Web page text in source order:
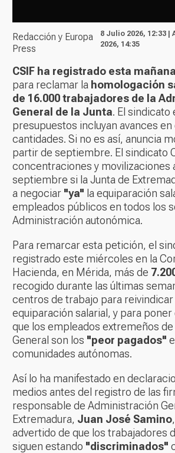
Redacción y Europa
Press
8 Julio 2026, 12:33
2026, 14:35
CSIF ha registrado esta
para reclamar la homologación
de 16.000 trabajadores de la
General de la Junta. El sindicato
presupuestos incluyan avances
cantidades. Si no es así, anuncia
partir de septiembre. El sindicato
concentraciones y movilizaciones
septiembre si la Junta de
a negociar "ya" la equiparación
empleados públicos en todos los
Administración autonómica.
Para remarcar esta petición, el
registrado este miércoles en la
Hacienda, en Mérida, más de
recogido durante las últimas
centros de trabajo para reivindicar
equiparación salarial, y para
que los empleados extremeños
General son los "peor pagados"
comunidades autónomas.
Así lo ha manifestado en
medios antes del registro de las
responsable de Administración
Extremadura, Juan José Samino
advertido de que los trabajadores
siguen estando "discriminados"